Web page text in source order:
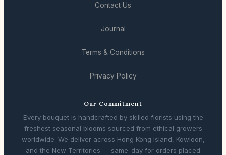
Contact Us
Journal
Terms & Conditions
Privacy Policy
Our Commitment
Every bouquet is handcrafted by skilled florists using the
freshest seasonal blooms sourced from ethical growers
worldwide. We deliver across Hong Kong Island, Kowloon,
and the New Territories — same-day for orders placed